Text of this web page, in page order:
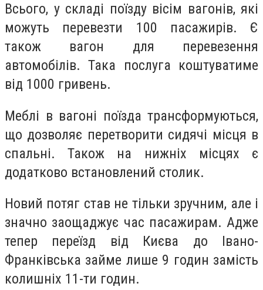
Всього, у складі поїзду вісім вагонів, які
можуть перевезти 100 пасажирів. Є
також вагон для перевезення
автомобілів. Така послуга коштуватиме
від 1000 гривень.
Меблі в вагоні поїзда трансформуються,
що дозволяє перетворити сидячі місця в
спальні. Також на нижніх місцях є
додатково встановлений столик.
Новий потяг став не тільки зручним, але і
значно заощаджує час пасажирам. Адже
тепер переїзд від Києва до Івано-
Франківська займе лише 9 годин замість
колишніх 11-ти годин.